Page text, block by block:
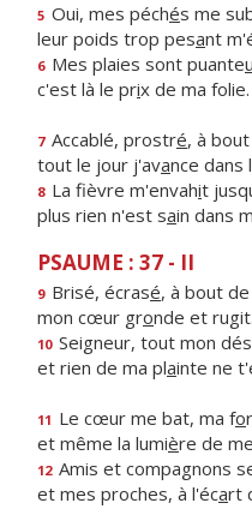
5 Oui, mes péchés me
leur poids trop pesant
6 Mes plaies sont puanteu
c'est là le prix de ma folie.
7 Accablé, prostré, à
tout le jour j'avance dans
8 La fièvre m'envahit
plus rien n'est sain dans
PSAUME : 37 - II
9 Brisé, écrasé, à bout
mon cœur gronde et rugit.
10 Seigneur, tout mon dés
et rien de ma plainte ne
11 Le cœur me bat, ma fo
et même la lumière de
12 Amis et compagnons
et mes proches, à l'écart